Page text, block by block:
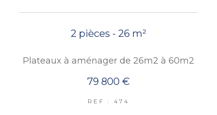
2 pièces - 26 m²
Plateaux à aménager de 26m2 à 60m2
79 800 €
REF : 474